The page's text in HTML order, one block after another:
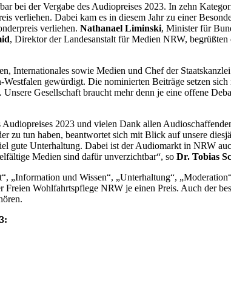
bei der Vergabe des Audiopreises 2023. In zehn
verliehen. Dabei kam es in diesem Jahr zu einer
verliehen. Nathanael Liminski, Minister für
, Direktor der Landesanstalt für Medien NRW,
Internationales sowie Medien und Chef der
gewürdigt. Die nominierten Beiträge setzen
Gesellschaft braucht mehr denn je eine offene
2023 und vielen Dank allen
zu tun haben, beantwortet sich mit Blick auf unsere
gute Unterhaltung. Dabei ist der Audiomarkt in NRW
Medien sind dafür unverzichtbar“, so Dr. Tobias
„Information und Wissen“, „Unterhaltung“,
Wohlfahrtspflege NRW je einen Preis. Auch der